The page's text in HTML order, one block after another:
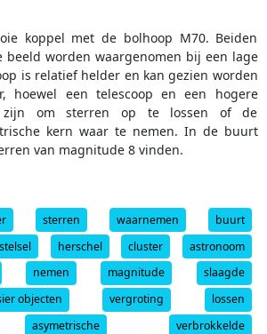
koppel met de bolhoop M70. Beiden
beeld worden waargenomen bij een lage
is relatief helder en kan gezien worden
hoewel een telescoop en een hogere
zijn om sterren op te lossen of de
kern waar te nemen. In de buurt
van magnitude 8 vinden.
sterren waarnemen
buurt
herschel cluster
astronoom
nemen magnitude
slaagde
objecten vergroting
lossen
asymetrische
verbrokkelde